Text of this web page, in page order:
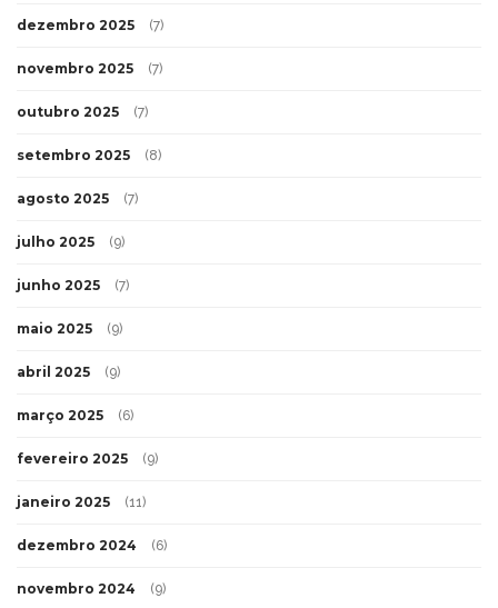
dezembro 2025 (7)
novembro 2025 (7)
outubro 2025 (7)
setembro 2025 (8)
agosto 2025 (7)
julho 2025 (9)
junho 2025 (7)
maio 2025 (9)
abril 2025 (9)
março 2025 (6)
fevereiro 2025 (9)
janeiro 2025 (11)
dezembro 2024 (6)
novembro 2024 (9)